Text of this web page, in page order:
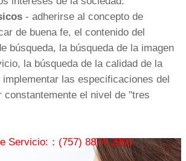
- adherirse al concepto de
de buena fe, el contenido del
búsqueda, la búsqueda de la imagen
la búsqueda de la calidad de la
las especificaciones del
el nivel de "tres
Servicio:：(757) 8874-2903